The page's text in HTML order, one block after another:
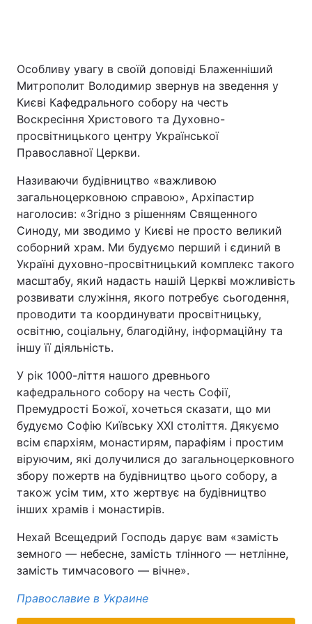
Особливу увагу в своїй доповіді Блаженніший
Митрополит Володимир звернув на зведення у
Києві Кафедрального собору на честь
Воскресіння Христового та Духовно-
просвітницького центру Української
Православної Церкви.
Називаючи будівництво «важливою
загальноцерковною справою», Архіпастир
наголосив: «Згідно з рішенням Священного
Синоду, ми зводимо у Києві не просто великий
соборний храм. Ми будуємо перший і єдиний в
Україні духовно-просвітницький комплекс такого
масштабу, який надасть нашій Церкві можливість
розвивати служіння, якого потребує сьогодення,
проводити та координувати просвітницьку,
освітню, соціальну, благодійну, інформаційну та
іншу її діяльність.
У рік 1000-ліття нашого древнього
кафедрального собору на честь Софії,
Премудрості Божої, хочеться сказати, що ми
будуємо Софію Київську ХХІ століття. Дякуємо
всім єпархіям, монастирям, парафіям і простим
віруючим, які долучилися до загальноцерковного
збору пожертв на будівництво цього собору, а
також усім тим, хто жертвує на будівництво
інших храмів і монастирів.
Нехай Всещедрий Господь дарує вам «замість
земного — небесне, замість тлінного — нетлінне,
замість тимчасового — вічне».
Православие в Украине